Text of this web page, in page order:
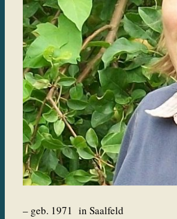
– geb. 1971 in Saalfeld